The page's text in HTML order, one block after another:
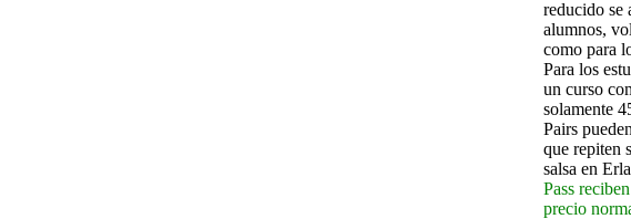
reducido se
alumnos,
como para
Para los
un curso
solamente
Pairs
que repiten
salsa en
Pass
precio